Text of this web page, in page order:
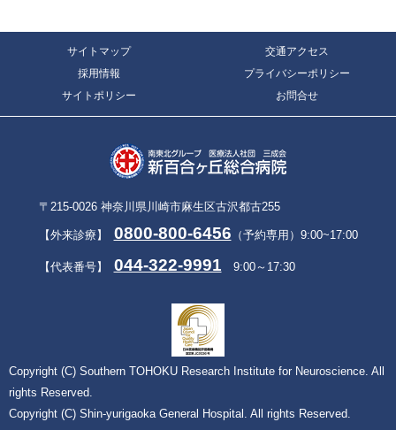
サイトマップ 交通アクセス
採用情報 プライバシーポリシー
サイトポリシー お問合せ
〒215-0026 神奈川県川崎市麻生区古沢都古255
【外来診療】 0800-800-6456 （予約専用）9:00~17:00
【代表番号】 044-322-9991 9:00～17:30
Copyright (C) Southern TOHOKU Research Institute for Neuroscience. All
rights Reserved.
Copyright (C) Shin-yurigaoka General Hospital. All rights Reserved.